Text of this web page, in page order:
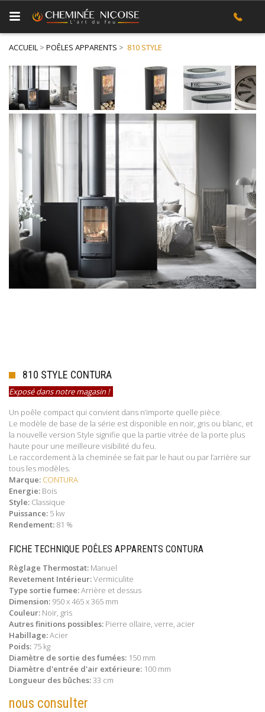
ACCUEIL > POÊLES APPARENTS > 810 STYLE
810 STYLE CONTURA
Exposé dans notre magasin !
Un poêle compact qui convient dans n’importe quelle pièce.
Le modèle de base de la série est disponible en noir, gris ou blanc, et
la nouvelle version Style signifie que la partie vitrée de la porte plus
haute pour une meilleure visibilité du feu.
Le raccordement à la cheminée se fait par le haut ou par l’arrière sur
tous les modèles.
Marque: CONTURA
Energie: Bois
Style: Classique
Puissance: 5 kw
Rendement: 81 %
FICHE TECHNIQUE POÊLES APPARENTS CONTURA
Règlage Thermostat: Manuel
Revetement Intérieur:Vermiculite
Type sortie fumee:Arrière et dessus
Dimension: 950 x 465 x 365 mm
Couleur: Noir, gris
Autres finitions possibles: Pierre ollaire, verre, acier
Habillage:Acier
Poids: 75 kg
Diamètre de sortie des fumées: 150 mm
Diamètre d'entrée d'air extérieure: 100 mm
Longueur des bûches:33 cm
nous consulter